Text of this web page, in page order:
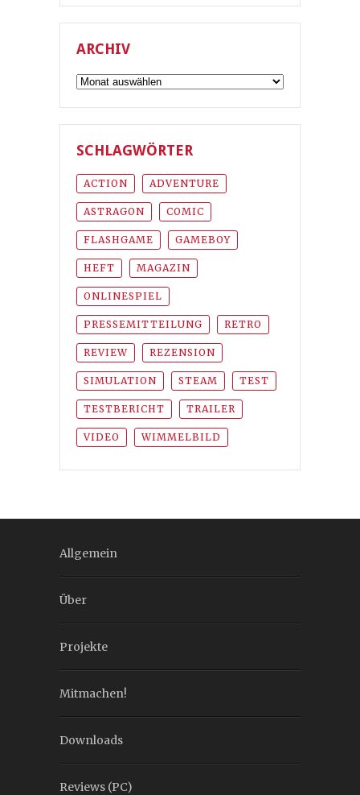
ARCHIV
Archiv
SCHLAGWÖRTER
ACTION ADVENTURE
ASTRAGON COMIC
FLASHGAME GAMEBOY
HEFT MAGAZIN
ONLINESPIEL
PRESSEMITTEILUNG RETRO
REVIEW REZENSION
SIMULATION STEAM TEST
TESTBERICHT TRAILER
VIDEO WIMMELBILD
Allgemein
Über
Projekte
Mitmachen!
Downloads
Reviews (PC)